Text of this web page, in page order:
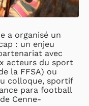
a organisé un
: un enjeu
avec
acteurs du sport
la FFSA) ou
colloque, sportif
para football
de Cenne-